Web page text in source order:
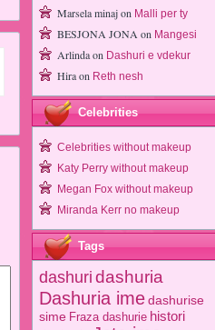
Marsela minajon Malli per ty
BESJONA JONA on Mangesi
Arlindaon Dashuri e vdekur
Hiraon Reth nesh
Celebrities
Celebrities without makeup
Katy Perry without makeup
Megan Fox without makeup
Miranda Kerr no makeup
Tags
dashuridashuria
Dashuria imedashurise
sime Fraza dashurie histori